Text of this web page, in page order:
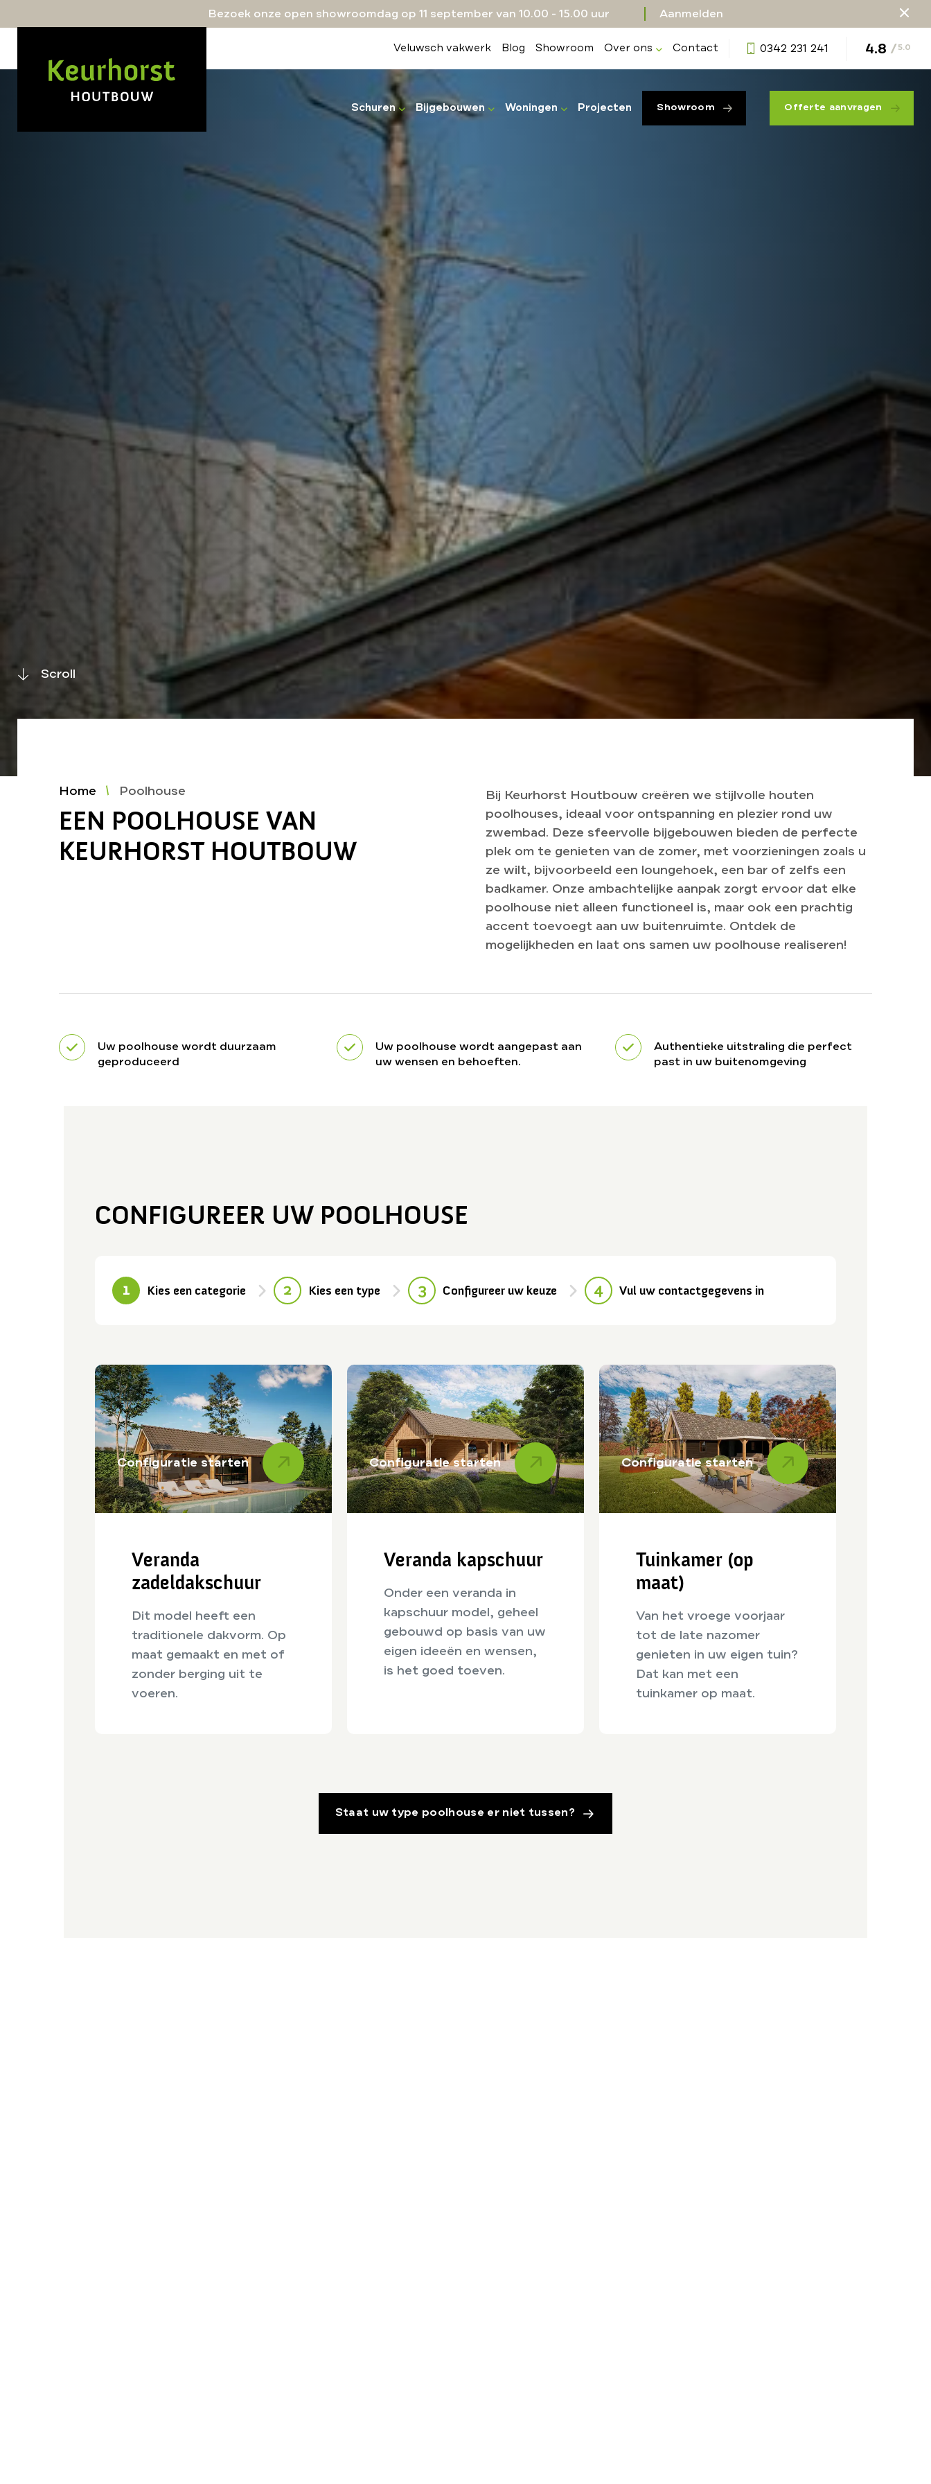
Bezoek onze open showroomdag op 11 september van 10.00 - 15.00 uur Aanmelden
Veluwsch vakwerk Blog Showroom Over ons Contact 0342 231 241 4.8 /5.0
Schuren Bijgebouwen Woningen Projecten Showroom Offerte aanvragen
Scroll
Home Poolhouse
EEN POOLHOUSE VAN
KEURHORST HOUTBOUW
Bij Keurhorst Houtbouw creëren we stijlvolle houten
poolhouses, ideaal voor ontspanning en plezier rond uw
zwembad. Deze sfeervolle bijgebouwen bieden de perfecte
plek om te genieten van de zomer, met voorzieningen zoals u
ze wilt, bijvoorbeeld een loungehoek, een bar of zelfs een
badkamer. Onze ambachtelijke aanpak zorgt ervoor dat elke
poolhouse niet alleen functioneel is, maar ook een prachtig
accent toevoegt aan uw buitenruimte. Ontdek de
mogelijkheden en laat ons samen uw poolhouse realiseren!
Uw poolhouse wordt duurzaam
geproduceerd
Uw poolhouse wordt aangepast aan
uw wensen en behoeften.
Authentieke uitstraling die perfect
past in uw buitenomgeving
CONFIGUREER UW POOLHOUSE
1 Kies een categorie 2 Kies een type 3 Configureer uw keuze 4 Vul uw contactgegevens in
Configuratie starten
Veranda
zadeldakschuur
Dit model heeft een
traditionele dakvorm. Op
maat gemaakt en met of
zonder berging uit te
voeren.
Configuratie starten
Veranda kapschuur
Onder een veranda in
kapschuur model, geheel
gebouwd op basis van uw
eigen ideeën en wensen,
is het goed toeven.
Configuratie starten
Tuinkamer (op
maat)
Van het vroege voorjaar
tot de late nazomer
genieten in uw eigen tuin?
Dat kan met een
tuinkamer op maat.
Staat uw type poolhouse er niet tussen?